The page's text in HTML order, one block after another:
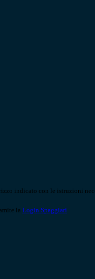
indicato con le istruzioni
la Login Spaggiari